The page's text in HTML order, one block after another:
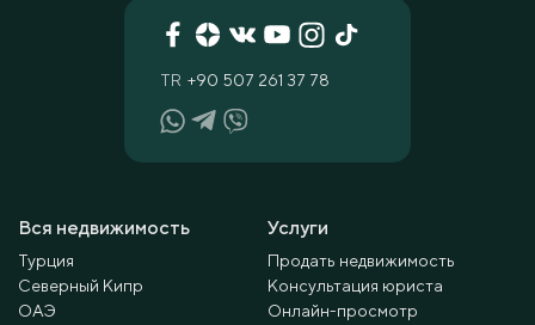
Вся недвижимость
Турция
Северный Кипр
ОАЭ
Услуги
Продать недвижимость
Консультация юриста
Онлайн-просмотр
TR +90 507 261 37 78